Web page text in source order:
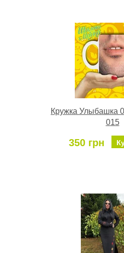
Кружка Улыбашка
015
350 грн